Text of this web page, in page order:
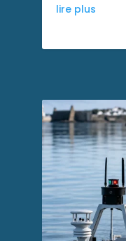
lire plus